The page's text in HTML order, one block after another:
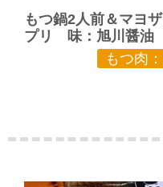
もつ鍋2人前＆マヨ
プリ 味：旭川醤油
もつ肉